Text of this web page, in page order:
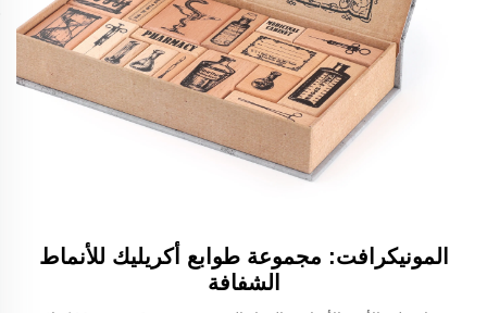
المونيكرافت: مجموعة طوابع أكريليك للأنماط
الشفافة